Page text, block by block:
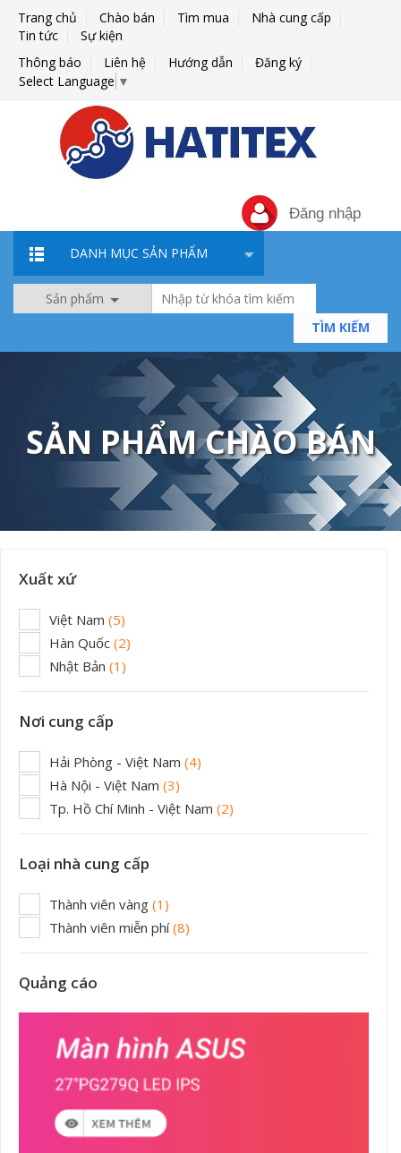
Trang chủ Chào bán Tìm mua
Nhà cung cấp
Tin tức
Sự kiện
Thông báo
Liên hệ Hướng dẫn
Đăng ký
Select Language ▼
Đăng nhập
DANH MỤC SẢN PHẨM
Sản phẩm
TÌM KIẾM
SẢN PHẨM CHÀO BÁN
Xuất xứ
Việt Nam (5)
Hàn Quốc (2)
Nhật Bản (1)
Nơi cung cấp
Hải Phòng - Việt Nam (4)
Hà Nội - Việt Nam (3)
Tp. Hồ Chí Minh - Việt Nam (2)
Loại nhà cung cấp
Thành viên vàng (1)
Thành viên miễn phí(8)
Quảng cáo